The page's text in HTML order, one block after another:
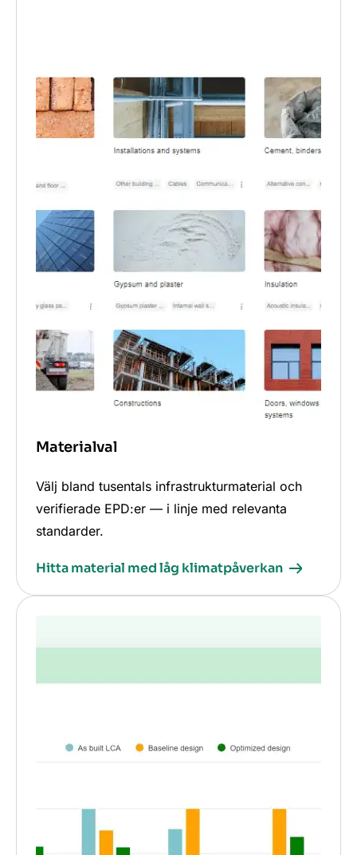
Materialval
Välj bland tusentals infrastrukturmaterial och
verifierade EPD:er — i linje med relevanta
standarder.
Hitta material med låg klimatpåverkan